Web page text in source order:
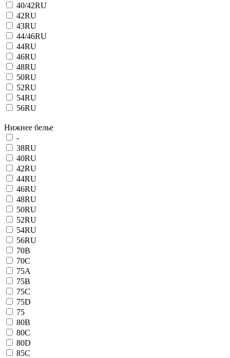
40/42RU
42RU
43RU
44/46RU
44RU
46RU
48RU
50RU
52RU
54RU
56RU
Нижнее белье
-
38RU
40RU
42RU
44RU
46RU
48RU
50RU
52RU
54RU
56RU
70B
70C
75A
75B
75C
75D
75
80B
80C
80D
85C